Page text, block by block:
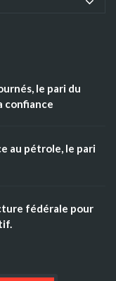
le pari du
confiance
au pétrole, le pari
fédérale pour